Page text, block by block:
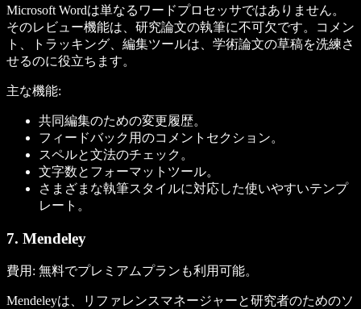
Microsoft Wordは単なるワードプロセッサではありません。
そのレビュー機能は、研究論文の執筆に不可欠です。コメン
ト、トラッキング、編集ツールは、学術論文の草稿を洗練さ
せるのに役立ちます。
主な機能:
共同編集のための変更履歴。
フィードバック用のコメントセクション。
スペルと文法のチェック。
文字数とフォーマットツール。
さまざまな執筆スタイルに対応した使いやすいテンプ
レート。
7. Mendeley
費用: 無料でプレミアムプランも利用可能。
Mendeleyは、リファレンスマネージャーと研究者のためのソ